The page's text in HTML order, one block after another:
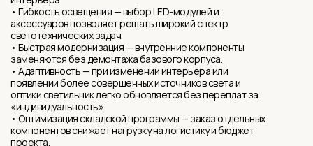
• Гибкость освещения — выбор LED-модулей и
аксессуаров позволяет решать широкий спектр
светотехнических задач.
• Быстрая модернизация — внутренние компоненты
заменяются без демонтажа базового корпуса.
• Адаптивность — при изменении интерьера или
появлении более совершенных источников света и
оптики светильник легко обновляется без переплат за
«индивидуальность».
• Оптимизация складской программы — заказ отдельных
компонентов снижает нагрузку на логистику и бюджет
проекта.